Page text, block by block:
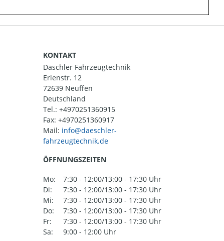
KONTAKT
Däschler Fahrzeugtechnik
Erlenstr. 12
72639 Neuffen
Deutschland
Tel.: +4970251360915
Fax: +4970251360917
Mail:
ÖFFNUNGSZEITEN
Mo:
7:30 - 12:00/13:00 - 17:30 Uhr
Di:
7:30 - 12:00/13:00 - 17:30 Uhr
Mi:
7:30 - 12:00/13:00 - 17:30 Uhr
Do:
7:30 - 12:00/13:00 - 17:30 Uhr
Fr:
7:30 - 12:00/13:00 - 17:30 Uhr
Sa:
9:00 - 12:00 Uhr